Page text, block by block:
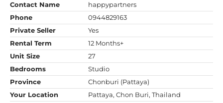
Contact Name
happypartners
Phone
0944829163
Private Seller
Yes
Rental Term
12 Months+
Unit Size
27
Bedrooms
Studio
Province
Chonburi (Pattaya)
Your Location
Pattaya, Chon Buri, Thailand